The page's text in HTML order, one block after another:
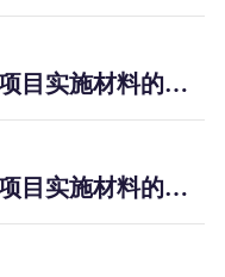
关于提交2025年度捐赠基金项目实施材料的通知
关于报送2024年度捐赠基金项目实施材料的通知